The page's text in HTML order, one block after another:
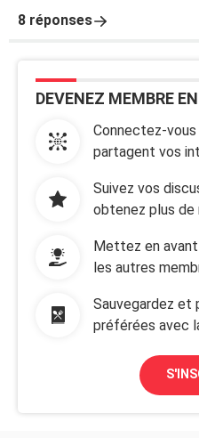
8 réponses
DEVENEZ MEMBRE
Connectez-
partagent vos
Suivez vos
obtenez plus de
Mettez en
les autres
Sauvegardez
préférées avec